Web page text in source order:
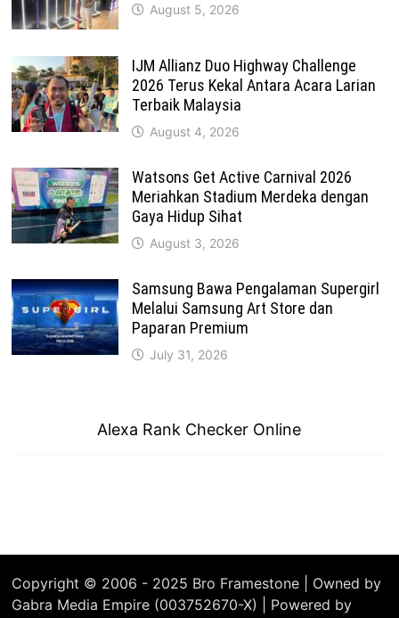
August 5, 2026
IJM Allianz Duo Highway Challenge
2026 Terus Kekal Antara Acara Larian
Terbaik Malaysia
August 4, 2026
Watsons Get Active Carnival 2026
Meriahkan Stadium Merdeka dengan
Gaya Hidup Sihat
August 3, 2026
Samsung Bawa Pengalaman Supergirl
Melalui Samsung Art Store dan
Paparan Premium
July 31, 2026
Alexa Rank Checker Online